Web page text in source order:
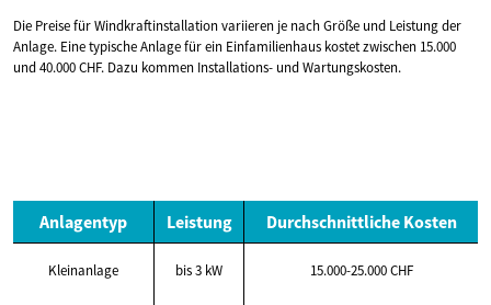
Die Preise für Windkraftinstallation variieren je nach Größe und Leistung der
Anlage. Eine typische Anlage für ein Einfamilienhaus kostet zwischen 15.000
und 40.000 CHF. Dazu kommen Installations- und Wartungskosten.
Anlagentyp Leistung Durchschnittliche Kosten
Kleinanlage bis 3 kW 15.000-25.000 CHF